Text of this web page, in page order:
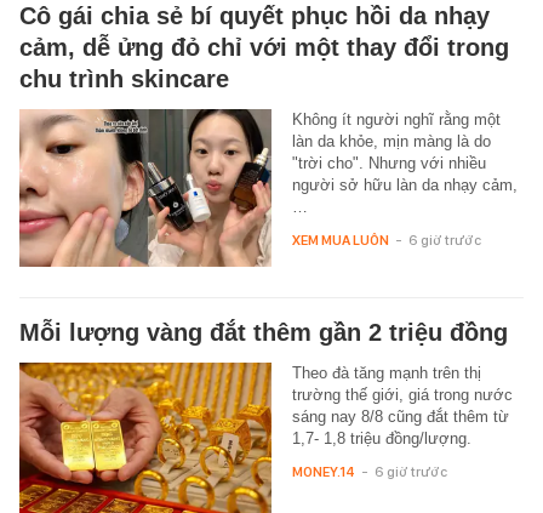
Cô gái chia sẻ bí quyết phục hồi da nhạy
cảm, dễ ửng đỏ chỉ với một thay đổi trong
chu trình skincare
Không ít người nghĩ rằng một
làn da khỏe, mịn màng là do
"trời cho". Nhưng với nhiều
người sở hữu làn da nhạy cảm,
XEM MUA LUÔN - 6 giờ trước
Mỗi lượng vàng đắt thêm gần 2 triệu đồng
Theo đà tăng mạnh trên thị
trường thế giới, giá trong nước
sáng nay 8/8 cũng đắt thêm từ
1,7- 1,8 triệu đồng/lượng.
MONEY.14 - 6 giờ trước